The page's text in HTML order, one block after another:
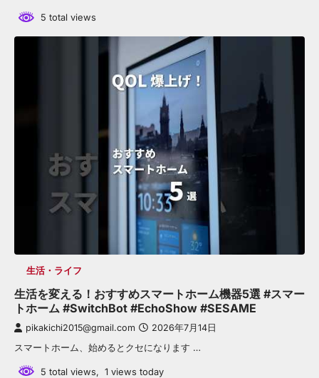
5 total views
生活・ライフ
生活を変える！おすすめスマートホーム機器5選 #スマー
トホーム #SwitchBot #EchoShow #SESAME
pikakichi2015@gmail.com 2026年7月14日
スマートホーム、始めるとクセになります …
5 total views, 1 views today